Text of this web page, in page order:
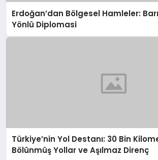
Erdoğan’dan Bölgesel Hamleler:
Yönlü Diplomasi
Türkiye’nin Yol Destanı: 30 Bin
Bölünmüş Yollar ve Aşılmaz Direnç